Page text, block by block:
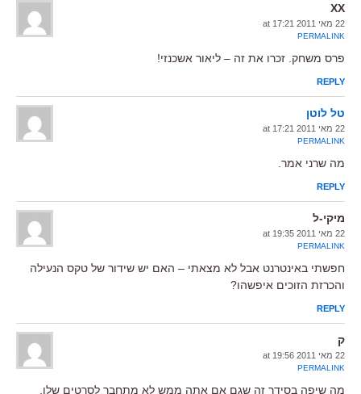
XX
22 מאי 2011 at 17:21
PERMALINK
פרס משחק. זכרו את זה – ליאור אשכנזי!
REPLY
טל לוטן
22 מאי 2011 at 17:21
PERMALINK
מה שרני אמר.
REPLY
מיקי-ל
22 מאי 2011 at 19:35
PERMALINK
חפשתי באינטרנט אבל לא מצאתי – האם יש שידור של טקס הנעילה
והכרזת הזוכים איפשהו?
REPLY
ק
22 מאי 2011 at 19:56
PERMALINK
מה שיפה בסידר זה שגם אם אתה ממש לא מתחבר לסרטים שלו,